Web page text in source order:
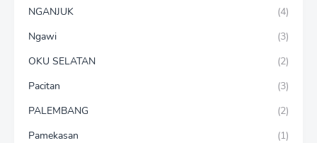
NGANJUK
(4)
Ngawi
(3)
OKU SELATAN
(2)
Pacitan
(3)
PALEMBANG
(2)
Pamekasan
(1)